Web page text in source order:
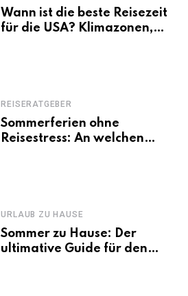
Wann ist die beste Reisezeit
für die USA? Klimazonen,
REISERATGEBER
Sommerferien ohne
Reisestress: An welchen
URLAUB ZU HAUSE
Sommer zu Hause: Der
ultimative Guide für den